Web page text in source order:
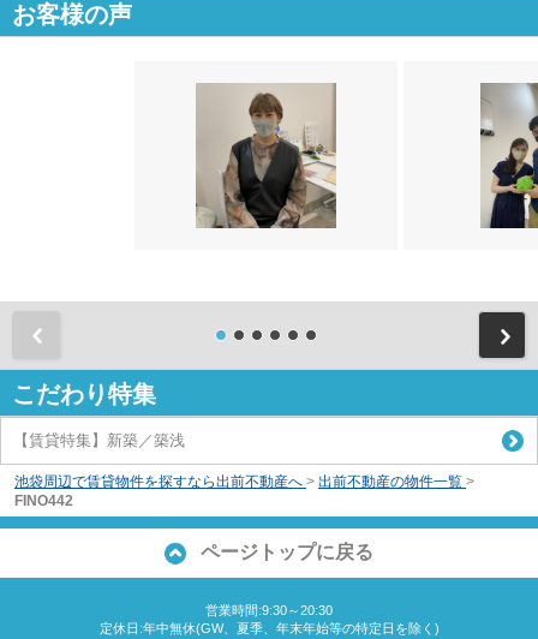
お客様の声
こだわり特集
【賃貸特集】新築／築浅
池袋周辺で賃貸物件を探すなら出前不動産へ > 出前不動産の物件一覧 >
FINO442
ページトップに戻る
営業時間:9:30～20:30
定休日:年中無休(GW、夏季、年末年始等の特定日を除く)